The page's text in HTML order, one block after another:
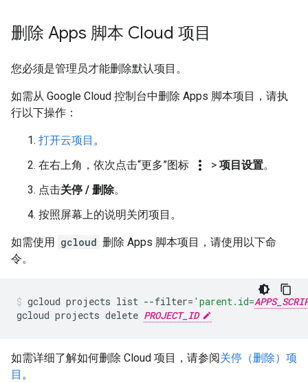
删除 Apps 脚本 Cloud 项目
您必须是管理员才能删除默认项目。
如需从 Google Cloud 控制台中删除 Apps 脚本项目，请执
行以下操作：
打开云项目 。
在右上角，依次点击“更多”图标
more_vert > 项目设置。
点击关停 / 删除。
按照屏幕上的说明关闭项目。
如需使用 gcloud 删除 Apps 脚本项目，请使用以下命
令。
gcloud projects list --filter= 'parent.id=
gcloud projects delete PROJECT_ID
如需详细了解如何删除 Cloud 项目，请参阅关停（删除）项
目 。